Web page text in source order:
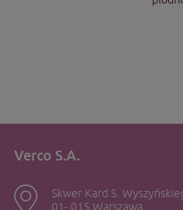
Verco S.A.
Skwer Kard S.
01- 015 Warszawa